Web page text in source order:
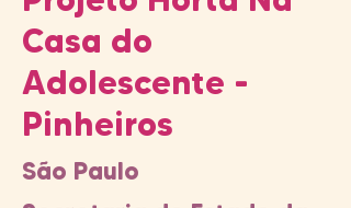
Casa do
Adolescente -
Pinheiros
São Paulo